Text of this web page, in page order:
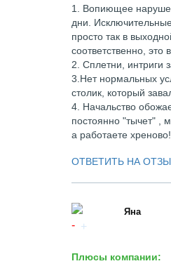
1. Вопиющее
дни.
просто так в
соответственно, это
2. Сплетни, интриги
3.Нет нормальных
столик, который
4. Начальство
постоянно "тычет" ,
а работаете хреново!
ОТВЕТИТЬ НА
Яна
Плюсы компании: